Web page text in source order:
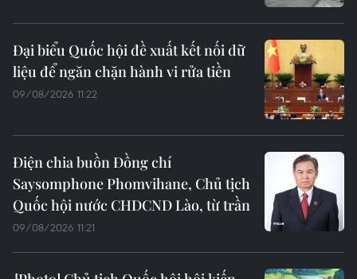
Đại biểu Quốc hội đề xuất kết nối dữ
liệu để ngăn chặn hành vi rửa tiền
09/08/2026 11:22
Điện chia buồn Đồng chí
Saysomphone Phomvihane, Chủ tịch
Quốc hội nước CHDCND Lào, từ trần
09/08/2026 11:21